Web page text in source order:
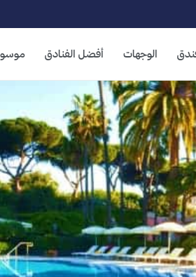
الوجهات أفضل الفنادق